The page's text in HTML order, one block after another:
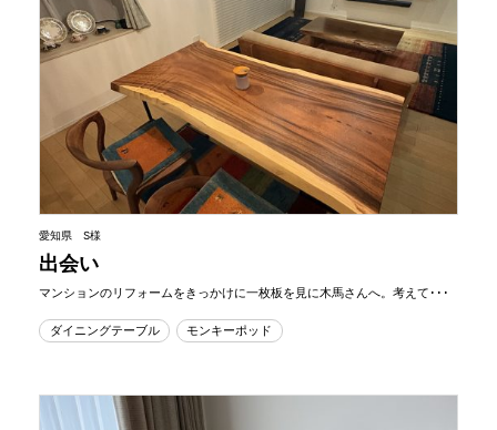
愛知県 S様
出会い
マンションのリフォームをきっかけに一枚板を見に木馬さんへ。考えて･･･
ダイニングテーブル モンキーポッド